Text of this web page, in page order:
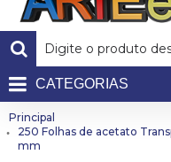
CATEGORIAS
Principal
250 Folhas de acetato
mm